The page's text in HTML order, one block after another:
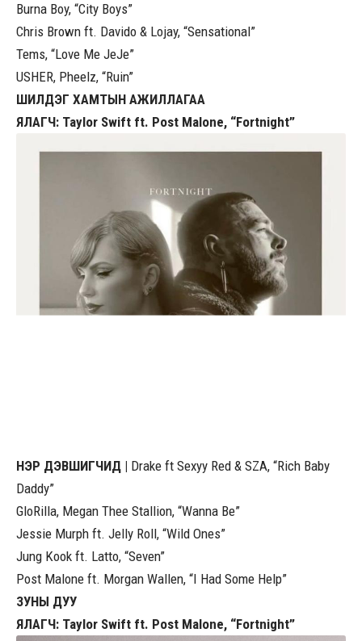
Burna Boy, “City Boys”
Chris Brown ft. Davido & Lojay, “Sensational”
Tems, “Love Me JeJe”
USHER, Pheelz, “Ruin”
ШИЛДЭГ ХАМТЫН АЖИЛЛАГАА
ЯЛАГЧ: Taylor Swift ft. Post Malone, “Fortnight”
НЭР ДЭВШИГЧИД | Drake ft Sexyy Red & SZA, “Rich Baby
Daddy”
GloRilla, Megan Thee Stallion, “Wanna Be”
Jessie Murph ft. Jelly Roll, “Wild Ones”
Jung Kook ft. Latto, “Seven”
Post Malone ft. Morgan Wallen, “I Had Some Help”
ЗУНЫ ДУУ
ЯЛАГЧ: Taylor Swift ft. Post Malone, “Fortnight”